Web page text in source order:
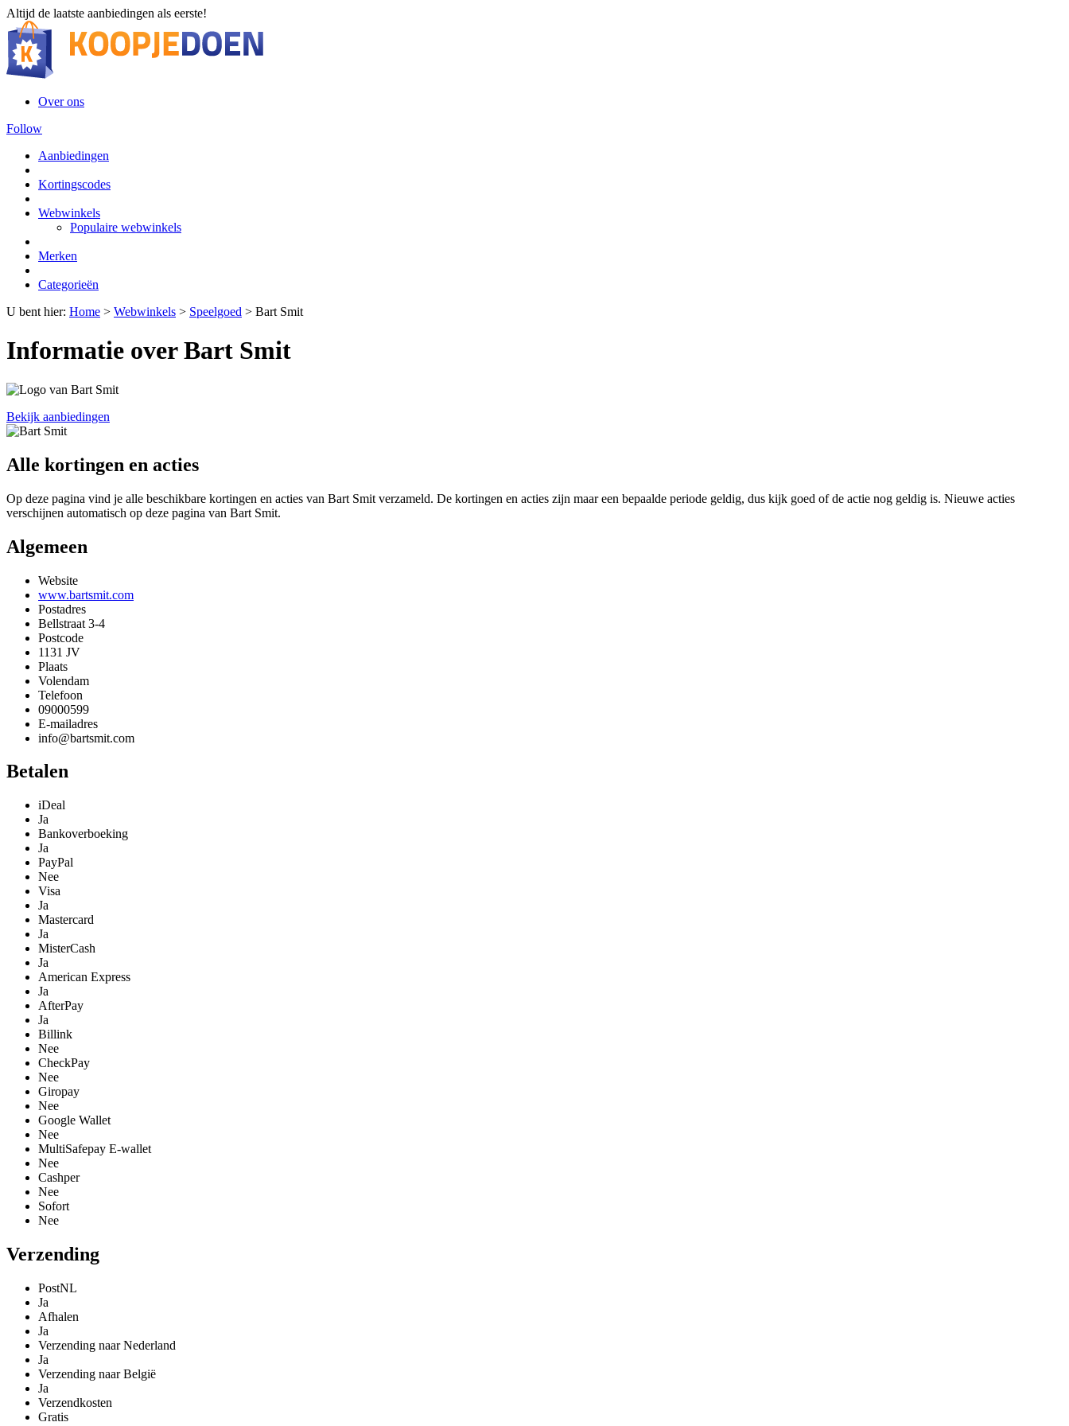
Altijd de laatste aanbiedingen als eerste!
Over ons
Follow
Aanbiedingen
Kortingscodes
Webwinkels
Populaire webwinkels
Merken
Categorieën
U bent hier: Home > Webwinkels > Speelgoed > Bart Smit
Informatie over Bart Smit
Bekijk aanbiedingen
Alle kortingen en acties
Op deze pagina vind je alle beschikbare kortingen en acties van Bart Smit verzameld. De kortingen en acties zijn maar een bepaalde periode geldig, dus kijk goed of de actie nog geldig is. Nieuwe acties
verschijnen automatisch op deze pagina van Bart Smit.
Algemeen
Website
www.bartsmit.com
Postadres
Bellstraat 3-4
Postcode
1131 JV
Plaats
Volendam
Telefoon
09000599
E-mailadres
info@bartsmit.com
Betalen
iDeal
Ja
Bankoverboeking
Ja
PayPal
Nee
Visa
Ja
Mastercard
Ja
MisterCash
Ja
American Express
Ja
AfterPay
Ja
Billink
Nee
CheckPay
Nee
Giropay
Nee
Google Wallet
Nee
MultiSafepay E-wallet
Nee
Cashper
Nee
Sofort
Nee
Verzending
PostNL
Ja
Afhalen
Ja
Verzending naar Nederland
Ja
Verzending naar België
Ja
Verzendkosten
Gratis